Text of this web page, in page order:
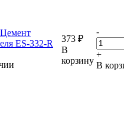
ES-332-R
373 ₽
В
корзину
-
+
В